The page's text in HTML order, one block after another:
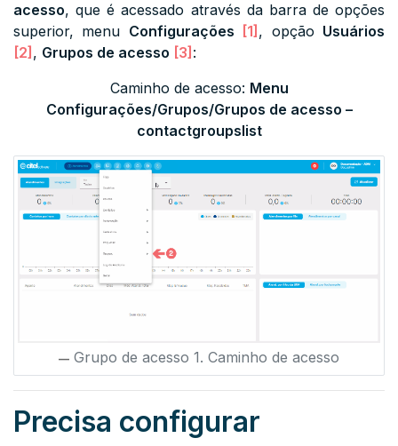
acesso, que é acessado através da barra de opções
superior, menu Configurações [1] , opção Usuários
[2] , Grupos de acesso [3] :
Caminho de acesso: Menu
Configurações/Grupos/Grupos de acesso –
contactgroupslist
Grupo de acesso 1. Caminho de acesso
Precisa configurar